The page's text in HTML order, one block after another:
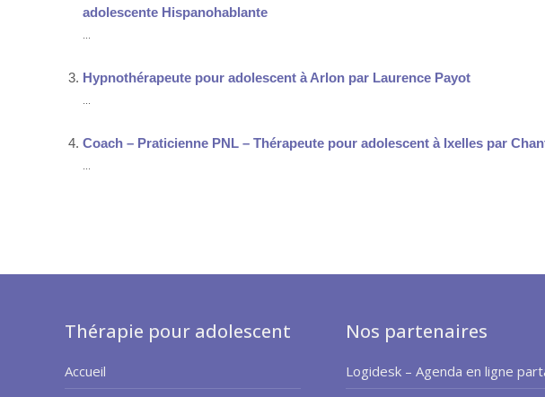
adolescente Hispanohablante
Hypnothérapeute pour adolescent à Arlon par Laurence Payot
Coach – Praticienne PNL – Thérapeute pour adolescent à Ixelles par
Thérapie pour adolescent
Accueil
Nos partenaires
Logidesk – Agenda en ligne